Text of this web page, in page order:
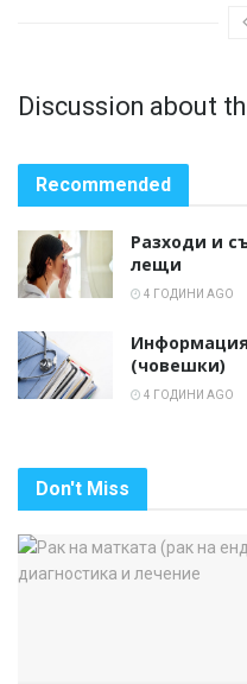
Discussion about
Recommended
Разходи и
лещи
4 ГОДИНИ AGO
(човешки)
4 ГОДИНИ AGO
Don't Miss